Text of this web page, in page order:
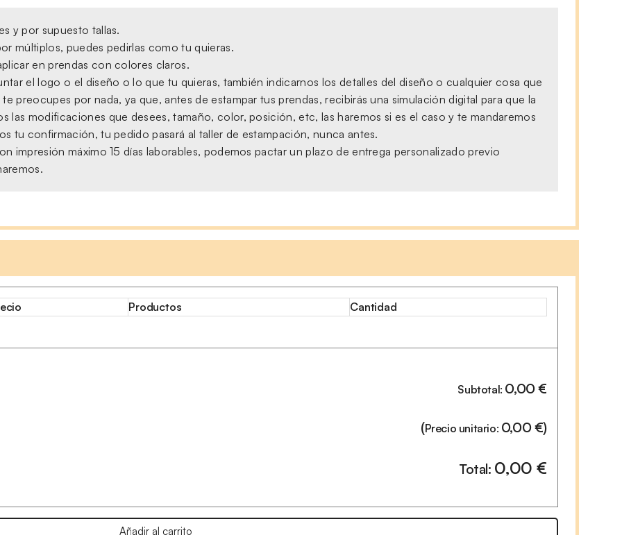
y por supuesto tallas.
múltiplos, puedes pedirlas como tu quieras.
en prendas con colores claros.
el logo o el diseño o lo que tu quieras, también indicarnos los detalles del diseño o cualquier cosa que
preocupes por nada, ya que, antes de estampar tus prendas, recibirás una simulación digital para que la
las modificaciones que desees, tamaño, color, posición, etc, las haremos si es el caso y te mandaremos
tu confirmación, tu pedido pasará al taller de estampación, nunca antes.
impresión máximo 15 días laborables, podemos pactar un plazo de entrega personalizado previo
Productos Cantidad
Subtotal: 0,00€
(Precio unitario: 0,00€)
Total: 0,00€
Añadir al carrito